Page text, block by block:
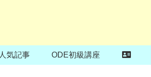
人気記事 ODE初級講座